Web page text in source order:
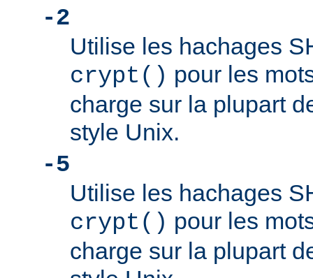
-2
Utilise les hachages
crypt() pour les
charge sur la plupart
style Unix.
-5
Utilise les hachages
crypt() pour les
charge sur la plupart